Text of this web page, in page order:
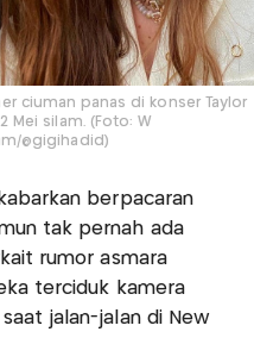
ciuman panas di konser Taylor
Mei silam. (Foto: W
@gigihadid)
berpacaran
tak pernah ada
rumor asmara
terciduk kamera
jalan-jalan di New